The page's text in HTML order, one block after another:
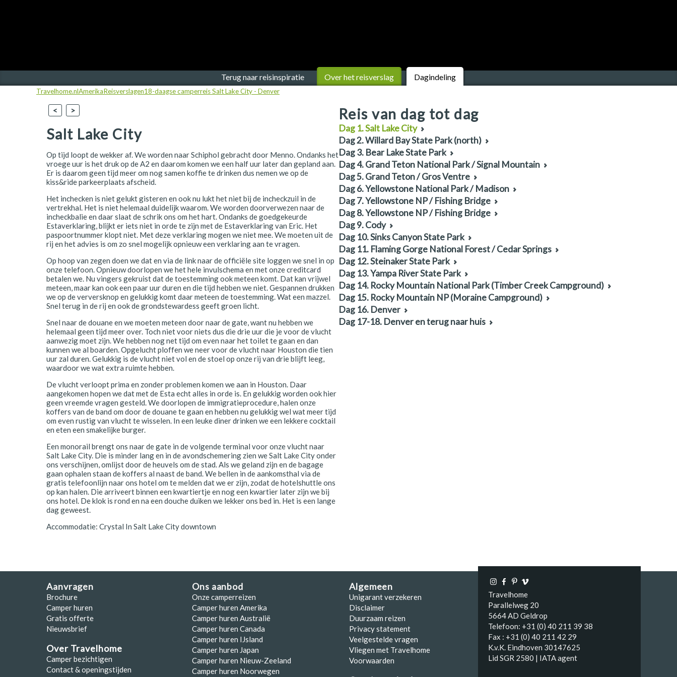
IJsland
Nederland
Noorwegen
Schotland
Zwitserland
Terug naar reisinspiratie Over het reisverslag Dagindeling
Travelhome.nlAmerikaReisverslagen18-daagse camperreis Salt Lake City - Denver
< >
Salt Lake City
Op tijd loopt de wekker af. We worden naar Schiphol gebracht door Menno. Ondanks het
vroege uur is het druk op de A2 en daarom komen we een half uur later dan gepland aan.
Er is daarom geen tijd meer om nog samen koffie te drinken dus nemen we op de
kiss&ride parkeerplaats afscheid.
Het inchecken is niet gelukt gisteren en ook nu lukt het niet bij de incheckzuil in de
vertrekhal. Het is niet helemaal duidelijk waarom. We worden doorverwezen naar de
incheckbalie en daar slaat de schrik ons om het hart. Ondanks de goedgekeurde
Estaverklaring, blijkt er iets niet in orde te zijn met de Estaverklaring van Eric. Het
paspoortnummer klopt niet. Met deze verklaring mogen we niet mee. We moeten uit de
rij en het advies is om zo snel mogelijk opnieuw een verklaring aan te vragen.
Op hoop van zegen doen we dat en via de link naar de officiële site loggen we snel in op
onze telefoon. Opnieuw doorlopen we het hele invulschema en met onze creditcard
betalen we. Nu vingers gekruist dat de toestemming ook meteen komt. Dat kan vrijwel
meteen, maar kan ook een paar uur duren en die tijd hebben we niet. Gespannen drukken
we op de verversknop en gelukkig komt daar meteen de toestemming. Wat een mazzel.
Snel terug in de rij en ook de grondstewardess geeft groen licht.
Snel naar de douane en we moeten meteen door naar de gate, want nu hebben we
helemaal geen tijd meer over. Toch niet voor niets dus die drie uur die je voor de vlucht
aanwezig moet zijn. We hebben nog net tijd om even naar het toilet te gaan en dan
kunnen we al boarden. Opgelucht ploffen we neer voor de vlucht naar Houston die tien
uur zal duren. Gelukkig is de vlucht niet vol en de stoel op onze rij van drie blijft leeg,
waardoor we wat extra ruimte hebben.
De vlucht verloopt prima en zonder problemen komen we aan in Houston. Daar
aangekomen hopen we dat met de Esta echt alles in orde is. En gelukkig worden ook hier
geen vreemde vragen gesteld. We doorlopen de immigratieprocedure, halen onze
koffers van de band om door de douane te gaan en hebben nu gelukkig wel wat meer tijd
om even rustig van vlucht te wisselen. In een leuke diner drinken we een lekkere cocktail
en eten een smakelijke burger.
Een monorail brengt ons naar de gate in de volgende terminal voor onze vlucht naar
Salt Lake City. Die is minder lang en in de avondschemering zien we Salt Lake City onder
ons verschijnen, omlijst door de heuvels om de stad. Als we geland zijn en de bagage
gaan ophalen staan de koffers al naast de band. We bellen in de aankomsthal via de
gratis telefoonlijn naar ons hotel om te melden dat we er zijn, zodat de hotelshuttle ons
op kan halen. Die arriveert binnen een kwartiertje en nog een kwartier later zijn we bij
ons hotel. De klok is rond en na een douche duiken we lekker ons bed in. Het is een lange
dag geweest.
Accommodatie: Crystal In Salt Lake City downtown
Reis van dag tot dag
Dag 1. Salt Lake City
Dag 2. Willard Bay State Park (north)
Dag 3. Bear Lake State Park
Dag 4. Grand Teton National Park / Signal Mountain
Dag 5. Grand Teton / Gros Ventre
Dag 6. Yellowstone National Park / Madison
Dag 7. Yellowstone NP / Fishing Bridge
Dag 8. Yellowstone NP / Fishing Bridge
Dag 9. Cody
Dag 10. Sinks Canyon State Park
Dag 11. Flaming Gorge National Forest / Cedar Springs
Dag 12. Steinaker State Park
Dag 13. Yampa River State Park
Dag 14. Rocky Mountain National Park (Timber Creek Campground)
Dag 15. Rocky Mountain NP (Moraine Campground)
Dag 16. Denver
Dag 17-18. Denver en terug naar huis
Aanvragen
Brochure
Camper huren
Gratis offerte
Nieuwsbrief
Over Travelhome
Camper bezichtigen
Contact & openingstijden
Ons aanbod
Onze camperreizen
Camper huren Amerika
Camper huren Australië
Camper huren Canada
Camper huren IJsland
Camper huren Japan
Camper huren Nieuw-Zeeland
Camper huren Noorwegen
Algemeen
Unigarant verzekeren
Disclaimer
Duurzaam reizen
Privacy statement
Veelgestelde vragen
Vliegen met Travelhome
Voorwaarden
Travelhome
Parallelweg 20
5664 AD Geldrop
Telefoon: +31 (0) 40 211 39 38
Fax : +31 (0) 40 211 42 29
K.v.K. Eindhoven 30147625
Lid SGR 2580 | IATA agent